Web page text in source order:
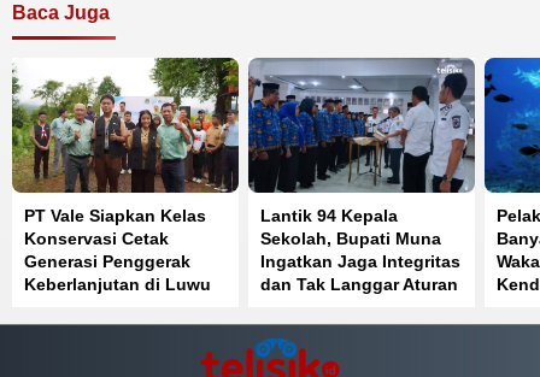
Baca Juga
PT Vale Siapkan Kelas
Konservasi Cetak
Generasi Penggerak
Keberlanjutan di Luwu
Lantik 94 Kepala
Sekolah, Bupati Muna
Ingatkan Jaga Integritas
dan Tak Langgar Aturan